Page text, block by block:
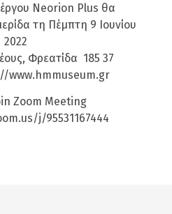
έργου Neorion Plus θα
τη Πέμπτη 9 Ιουνίου
2022
Φρεατίδα 185 37
www.hmmuseum.gr
Zoom Meeting
j/95531167444